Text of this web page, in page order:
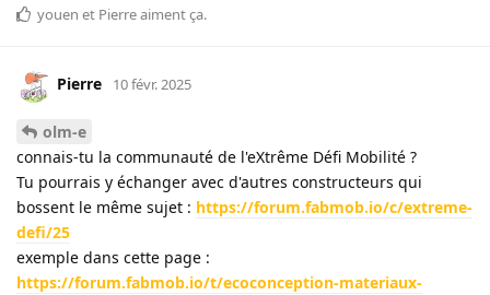
youen et Pierreaiment ça.
Pierre 10 févr. 2025
olm-e
connais-tu la communauté de l'eXtrême Défi Mobilité ?
Tu pourrais y échanger avec d'autres constructeurs qui
bossent le même sujet : https://forum.fabmob.io/c/extreme-
defi/25
exemple dans cette page :
https://forum.fabmob.io/t/ecoconception-materiaux-